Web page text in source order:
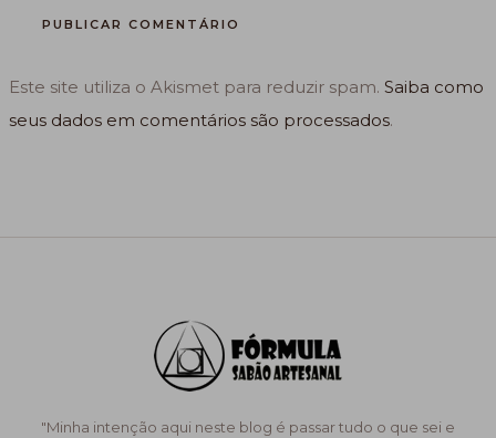
Este site utiliza o Akismet para reduzir spam.Saiba como
seus dados em comentários são processados.
"Minha intenção aqui neste blog é passar tudo o que sei e